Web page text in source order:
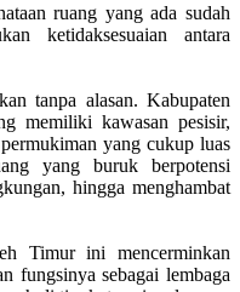
ruang yang ada sudah
ketidaksesuaian antara
tanpa alasan. Kabupaten
memiliki kawasan pesisir,
yang cukup luas
yang buruk berpotensi
hingga menghambat
Timur ini mencerminkan
fungsinya sebagai lembaga